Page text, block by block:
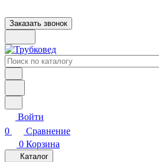
Заказать звонок
Войти
0
Сравнение
0 Корзина
Каталог